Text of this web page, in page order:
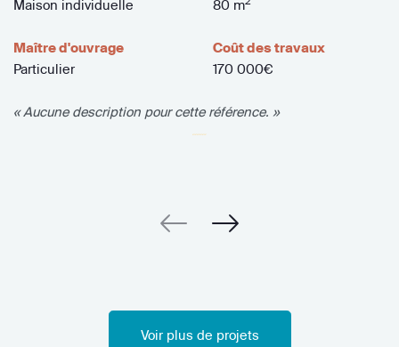
Maison individuelle
80 m
Maître d'ouvrage
Particulier
Coût des travaux
170 000€
« Aucune description pour cette référence. »
Voir plus de projets